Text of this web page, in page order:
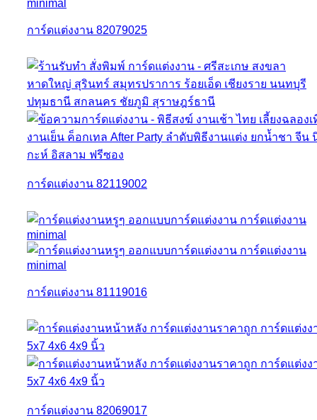
การ์ดแต่งงาน 82079025
การ์ดแต่งงาน 82119002
การ์ดแต่งงาน 81119016
การ์ดแต่งงาน 82069017